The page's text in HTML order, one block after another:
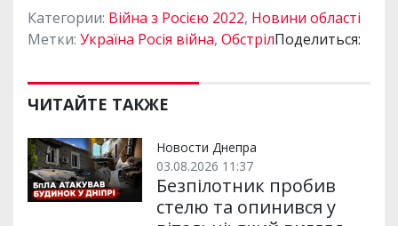
Категории: Війна з Росією 2022, Новини області
Метки: Україна Росія війна, ОбстрілПоделиться:
ЧИТАЙТЕ ТАКЖЕ
Новости Днепра
03.08.2026 11:37
Безпілотник пробив
стелю та опинився у